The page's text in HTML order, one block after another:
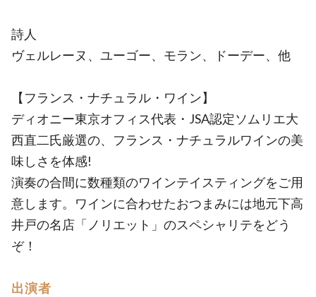
詩人
ヴェルレーヌ、ユーゴー、モラン、ドーデー、他
【フランス・ナチュラル・ワイン】
ディオニー東京オフィス代表・JSA認定ソムリエ大
西直二氏厳選の、フランス・ナチュラルワインの美
味しさを体感!
演奏の合間に数種類のワインテイスティングをご用
意します。ワインに合わせたおつまみには地元下高
井戸の名店「ノリエット」のスペシャリテをどう
ぞ！
出演者